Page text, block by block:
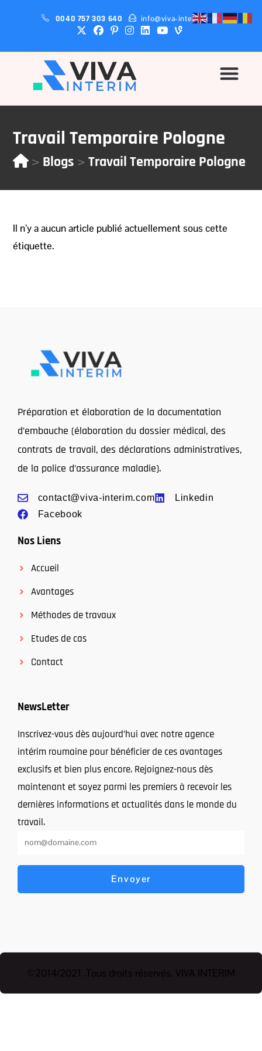
0040 757 303 640 info@viva-interim.com
Travail Temporaire Pologne
> Blogs > Travail Temporaire Pologne
Il n’y a aucun article publié actuellement sous cette
étiquette.
Préparation et élaboration de la documentation
d’embauche (élaboration du dossier médical, des
contrats de travail, des déclarations administratives,
de la police d’assurance maladie).
contact@viva-interim.com
Linkedin
Facebook
Nos Liens
Accueil
Avantages
Méthodes de travaux
Etudes de cas
Contact
NewsLetter
Inscrivez-vous dès aujourd’hui avec notre agence
intérim roumaine pour bénéficier de ces avantages
exclusifs et bien plus encore. Rejoignez-nous dès
maintenant et soyez parmi les premiers à recevoir les
dernières informations et actualités dans le monde du
travail.
Envoyer
©2014/2021 .Tous droits réservés. VIVA INTERIM